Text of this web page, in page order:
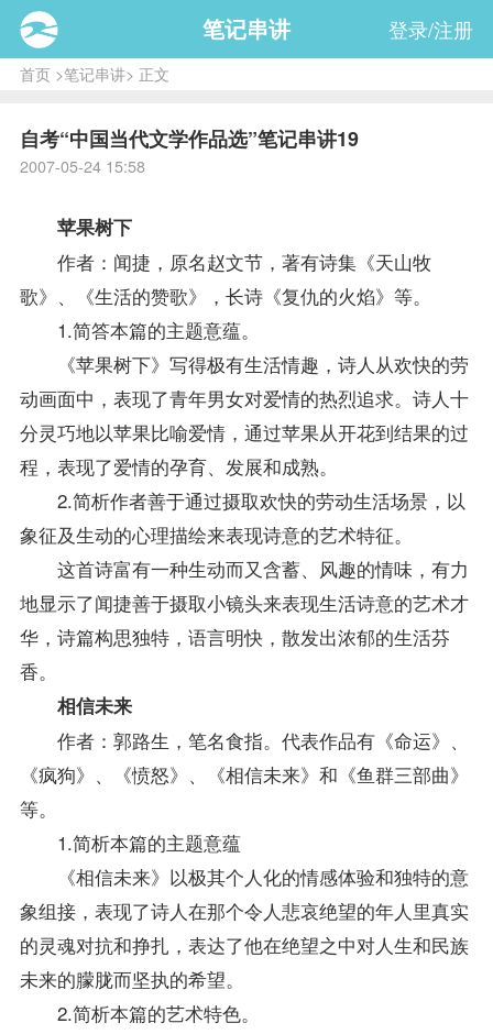
笔记串讲 登录/注册
首页>笔记串讲> 正文
自考“中国当代文学作品选”笔记串讲19
2007-05-24 15:58
苹果树下
作者：闻捷，原名赵文节，著有诗集《天山牧
歌》、《生活的赞歌》，长诗《复仇的火焰》等。
1.简答本篇的主题意蕴。
《苹果树下》写得极有生活情趣，诗人从欢快的劳
动画面中，表现了青年男女对爱情的热烈追求。诗人十
分灵巧地以苹果比喻爱情，通过苹果从开花到结果的过
程，表现了爱情的孕育、发展和成熟。
2.简析作者善于通过摄取欢快的劳动生活场景，以
象征及生动的心理描绘来表现诗意的艺术特征。
这首诗富有一种生动而又含蓄、风趣的情味，有力
地显示了闻捷善于摄取小镜头来表现生活诗意的艺术才
华，诗篇构思独特，语言明快，散发出浓郁的生活芬
香。
相信未来
作者：郭路生，笔名食指。代表作品有《命运》、
《疯狗》、《愤怒》、《相信未来》和《鱼群三部曲》
等。
1.简析本篇的主题意蕴
《相信未来》以极其个人化的情感体验和独特的意
象组接，表现了诗人在那个令人悲哀绝望的年人里真实
的灵魂对抗和挣扎，表达了他在绝望之中对人生和民族
未来的朦胧而坚执的希望。
2.简析本篇的艺术特色。